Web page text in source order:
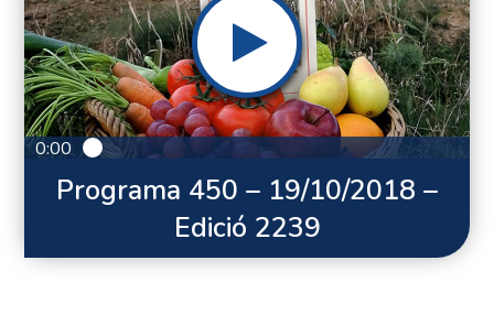
0:00
Programa 450 – 19/10/2018 –
Edició 2239